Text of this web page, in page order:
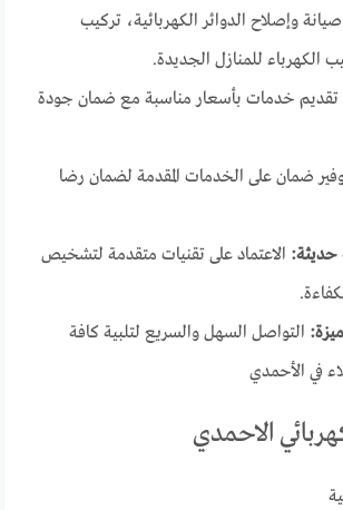
صيانة وإصلاح الدوائر الكهربائية، تركيب
الكهرباء للمنازل الجديدة.
تقديم خدمات بأسعار مناسبة مع ضمان جودة
ضمان على الخدمات المقدمة لضمان رضا
حديثة: الاعتماد على تقنيات متقدمة لتشخيص
التواصل السهل والسريع لتلبية كافة
في الأحمدي
الاحمدي